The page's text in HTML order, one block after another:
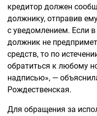
кредитор должен
должнику, отправив
с уведомлением. Если
должник не
средств, то по
обратиться к любому
надписью», —
Рождественская.
Для обращения за